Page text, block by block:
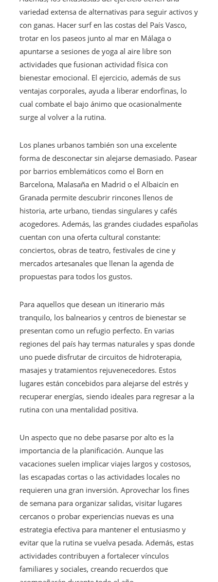
variedad extensa de alternativas para seguir activos y
con ganas. Hacer surf en las costas del País Vasco,
trotar en los paseos junto al mar en Málaga o
apuntarse a sesiones de yoga al aire libre son
actividades que fusionan actividad física con
bienestar emocional. El ejercicio, además de sus
ventajas corporales, ayuda a liberar endorfinas, lo
cual combate el bajo ánimo que ocasionalmente
surge al volver a la rutina.
Los planes urbanos también son una excelente
forma de desconectar sin alejarse demasiado. Pasear
por barrios emblemáticos como el Born en
Barcelona, Malasaña en Madrid o el Albaicín en
Granada permite descubrir rincones llenos de
historia, arte urbano, tiendas singulares y cafés
acogedores. Además, las grandes ciudades españolas
cuentan con una oferta cultural constante:
conciertos, obras de teatro, festivales de cine y
mercados artesanales que llenan la agenda de
propuestas para todos los gustos.
Para aquellos que desean un itinerario más
tranquilo, los balnearios y centros de bienestar se
presentan como un refugio perfecto. En varias
regiones del país hay termas naturales y spas donde
uno puede disfrutar de circuitos de hidroterapia,
masajes y tratamientos rejuvenecedores. Estos
lugares están concebidos para alejarse del estrés y
recuperar energías, siendo ideales para regresar a la
rutina con una mentalidad positiva.
Un aspecto que no debe pasarse por alto es la
importancia de la planificación. Aunque las
vacaciones suelen implicar viajes largos y costosos,
las escapadas cortas o las actividades locales no
requieren una gran inversión. Aprovechar los fines
de semana para organizar salidas, visitar lugares
cercanos o probar experiencias nuevas es una
estrategia efectiva para mantener el entusiasmo y
evitar que la rutina se vuelva pesada. Además, estas
actividades contribuyen a fortalecer vínculos
familiares y sociales, creando recuerdos que